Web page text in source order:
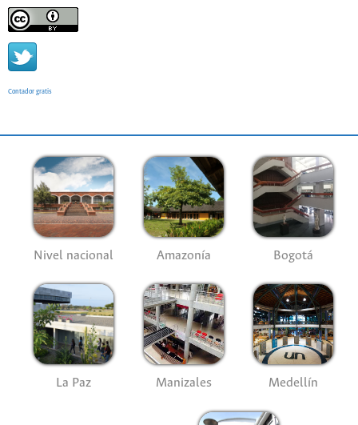
Contador gratis
Nivel nacional Amazonía Bogotá
La Paz Manizales Medellín